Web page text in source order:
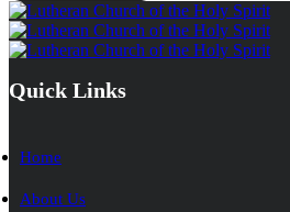
Quick Links
Home
About Us